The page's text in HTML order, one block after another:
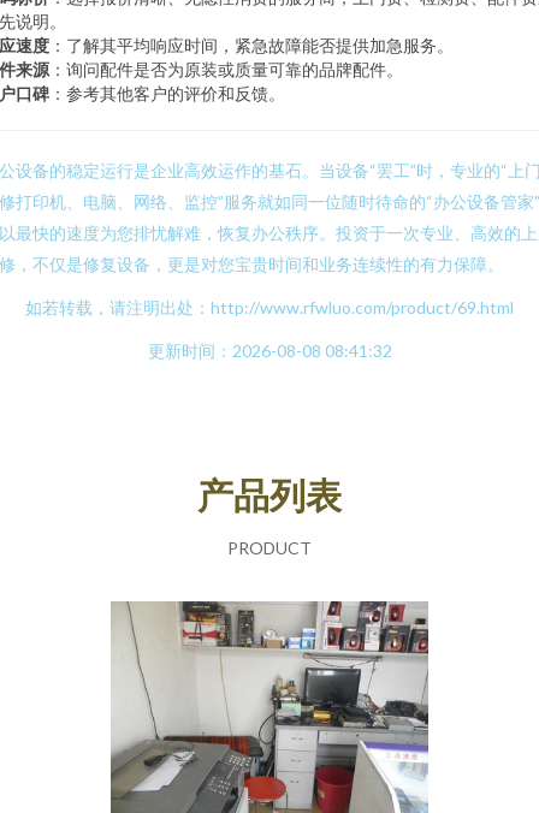
说明。
速度 ：了解其平均响应时间，紧急故障能否提供加急服务。
来源 ：询问配件是否为原装或质量可靠的品牌配件。
口碑 ：参考其他客户的评价和反馈。
设备的稳定运行是企业高效运作的基石。当设备“罢工”时，专业的“上
打印机、电脑、网络、监控”服务就如同一位随时待命的“办公设备管家
最快的速度为您排忧解难，恢复办公秩序。投资于一次专业、高效的
，不仅是修复设备，更是对您宝贵时间和业务连续性的有力保障。
如若转载，请注明出处：http://www.rfwluo.com/product/69.html
更新时间：2026-08-08 08:41:32
产品列表
PRODUCT